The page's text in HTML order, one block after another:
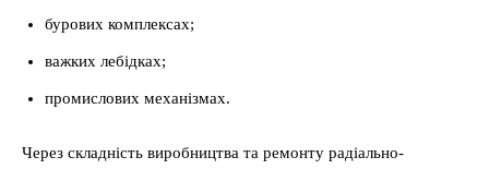
бурових комплексах;
важких лебідках;
промислових механізмах.
Через складність виробництва та ремонту радіально-